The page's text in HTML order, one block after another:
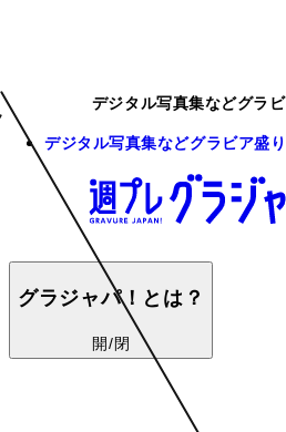
デジタル写真集などグラ
デジタル写真集などグラビア盛
グラジャパ！とは？
開/閉